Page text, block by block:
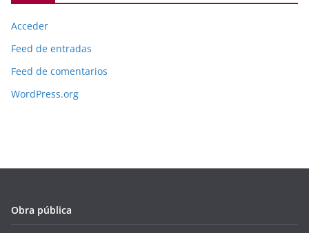
Acceder
Feed de entradas
Feed de comentarios
WordPress.org
Obra pública